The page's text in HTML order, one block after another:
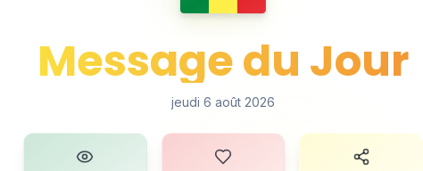
Message du Jour
jeudi 6 août 2026